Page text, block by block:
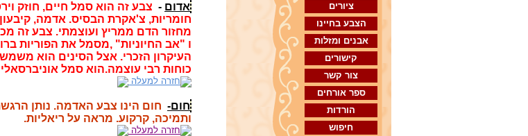
ציורים
הצבע בחיינו
אבנים ומזלות
קישורים
צור קשר
ספר אורחים
הורדות
חיפוש
אדום - צבע זה הוא סמל חיים, חוזק
חומריות, צ'אקרת הבסיס. אדמה,
מחזור הדם ממריץ ועוצמתי. צבע זה
ו "אב החיוניות" ,מסמל את הפוריות
העיקרון הזכרי. אצל הסינים הוא
כוחות רבי עוצמה.הוא סמל
חזרה למעלה
חום- חום הינו צבע האדמה. נותן
ותמיכה, קרקוע. מראה על ריאליות.
חזרה למעלה